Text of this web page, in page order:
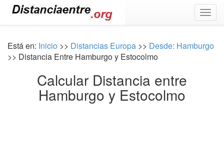
Está en: Inicio >> Distancias Europa >> Desde: Hamburgo
>> Distancia Entre Hamburgo y Estocolmo
Calcular Distancia entre
Hamburgo y Estocolmo